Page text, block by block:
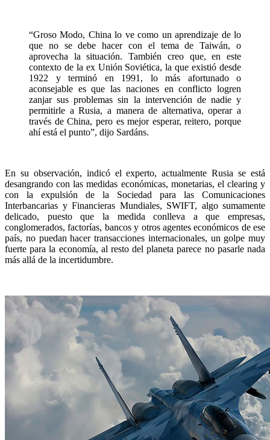
“Groso Modo, China lo ve como un aprendizaje de lo
que no se debe hacer con el tema de Taiwán, o
aprovecha la situación. También creo que, en este
contexto de la ex Unión Soviética, la que existió desde
1922 y terminó en 1991, lo más afortunado o
aconsejable es que las naciones en conflicto logren
zanjar sus problemas sin la intervención de nadie y
permitirle a Rusia, a manera de alternativa, operar a
través de China, pero es mejor esperar, reitero, porque
ahí está el punto”, dijo Sardáns.
En su observación, indicó el experto, actualmente Rusia se está
desangrando con las medidas económicas, monetarias, el clearing y
con la expulsión de la Sociedad para las Comunicaciones
Interbancarias y Financieras Mundiales, SWIFT, algo sumamente
delicado, puesto que la medida conlleva a que empresas,
conglomerados, factorías, bancos y otros agentes económicos de ese
país, no puedan hacer transacciones internacionales, un golpe muy
fuerte para la economía, al resto del planeta parece no pasarle nada
más allá de la incertidumbre.